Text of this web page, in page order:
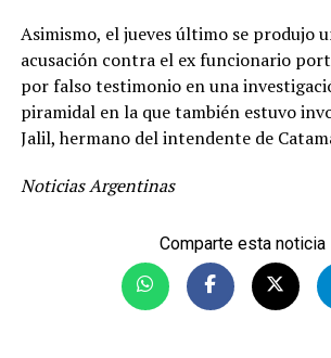
Asimismo, el jueves último se produjo
acusación contra el ex funcionario
por falso testimonio en una
piramidal en la que también estuvo
Jalil, hermano del intendente de
Noticias Argentinas
Comparte esta noticia